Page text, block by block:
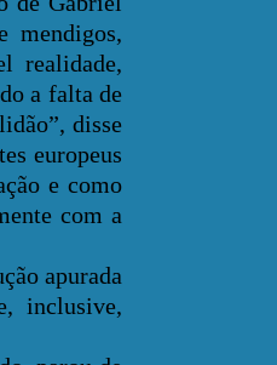
mendigos,
realidade,
a falta de
disse
europeus
e como
com a
apurada
inclusive,